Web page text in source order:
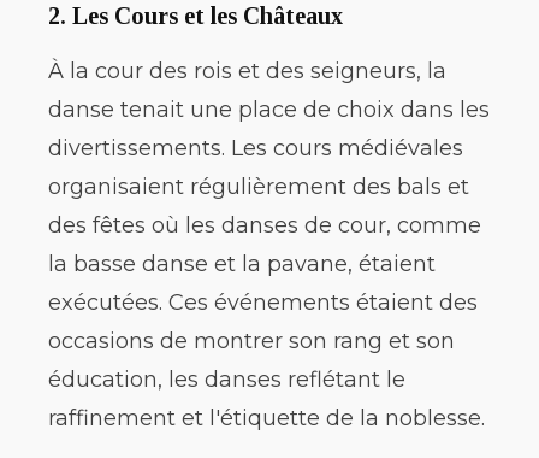
2. Les Cours et les Châteaux
À la cour des rois et des seigneurs, la
danse tenait une place de choix dans les
divertissements. Les cours médiévales
organisaient régulièrement des bals et
des fêtes où les danses de cour, comme
la basse danse et la pavane, étaient
exécutées. Ces événements étaient des
occasions de montrer son rang et son
éducation, les danses reflétant le
raffinement et l'étiquette de la noblesse.